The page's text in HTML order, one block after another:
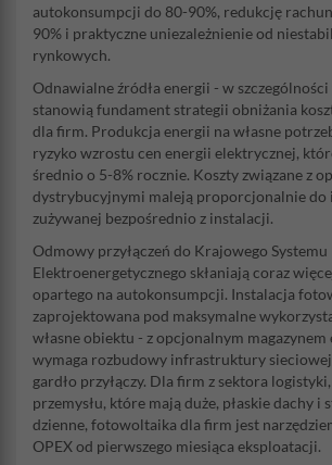
autokonsumpcji do 80-90%, redukcję
90% i praktyczne uniezależnienie od
rynkowych.
Odnawialne źródła energii - w
stanowią fundament strategii obniżania
dla firm. Produkcja energii na własne
ryzyko wzrostu cen energii elektrycznej,
średnio o 5-8% rocznie. Koszty związane z
dystrybucyjnymi maleją proporcjonalnie do
zużywanej bezpośrednio z instalacji.
Odmowy przyłączeń do Krajowego Systemu
Elektroenergetycznego skłaniają coraz
opartego na autokonsumpcji. Instalacja
zaprojektowana pod maksymalne
własne obiektu - z opcjonalnym
wymaga rozbudowy infrastruktury
gardło przyłączy. Dla firm z sektora
przemysłu, które mają duże, płaskie dachy i
dzienne, fotowoltaika dla firm jest
OPEX od pierwszego miesiąca eksploatacji.